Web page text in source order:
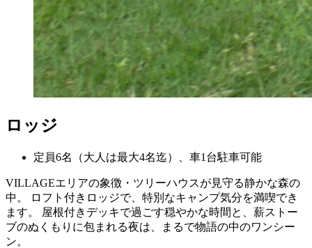
ロッジ
定員6名（大人は最大4名迄）、車1台駐車可能
VILLAGEエリアの象徴・ツリーハウスが見守る静かな森の
中。 ロフト付きロッジで、特別なキャンプ気分を満喫でき
ます。 屋根付きデッキで過ごす穏やかな時間と、薪ストー
ブのぬくもりに包まれる夜は、まるで物語の中のワンシー
ン。